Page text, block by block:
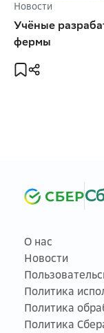
Новости
Учёные
фермы
О нас
Новости
Политика
Политика
Политика